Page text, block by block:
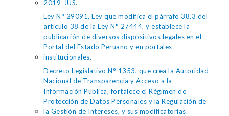
2019-JUS.
Ley N° 29091, Ley que modifica el párrafo 38.3 del
artículo 38 de la Ley N° 27444, y establece la
publicación de diversos dispositivos legales en el
Portal del Estado Peruano y en portales
institucionales.
Decreto Legislativo N° 1353, que crea la Autoridad
Nacional de Transparencia y Acceso a la
Información Pública, fortalece el Régimen de
Protección de Datos Personales y la Regulación de
la Gestión de Intereses, y sus modificatorias.